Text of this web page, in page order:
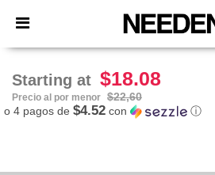
× App de Needen
¡Mejores precios en app!
Starting at $18.08
Precio al por menor $22,60
o 4 pagos de $4.52 con ⓘ